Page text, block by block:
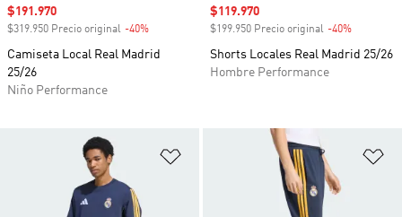
Precio de venta
$191.970
$319.950 Precio original -40%
Camiseta Local Real Madrid
25/26
Niño Performance
Precio de venta
$119.970
$199.950 Precio original -40%
Shorts Locales Real Madrid 25/26
Hombre Performance
Añadir a la lista de deseos